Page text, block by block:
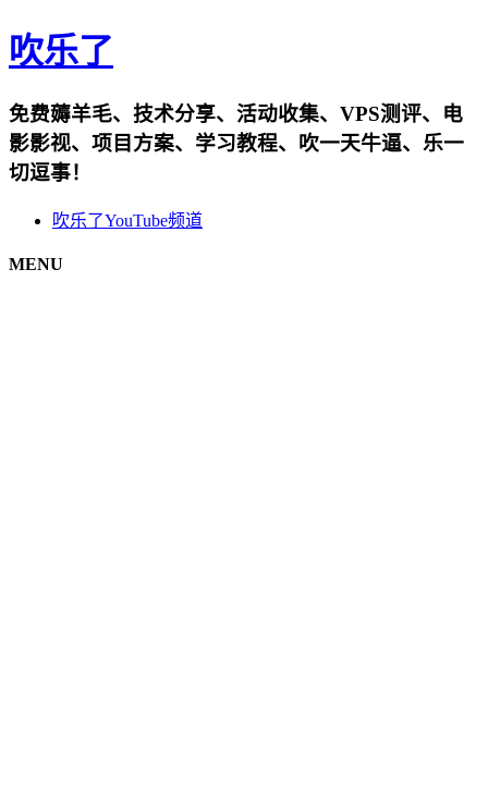
吹乐了
免费薅羊毛、技术分享、活动收集、VPS测评、电
影影视、项目方案、学习教程、吹一天牛逼、乐一
切逗事！
吹乐了YouTube频道
MENU